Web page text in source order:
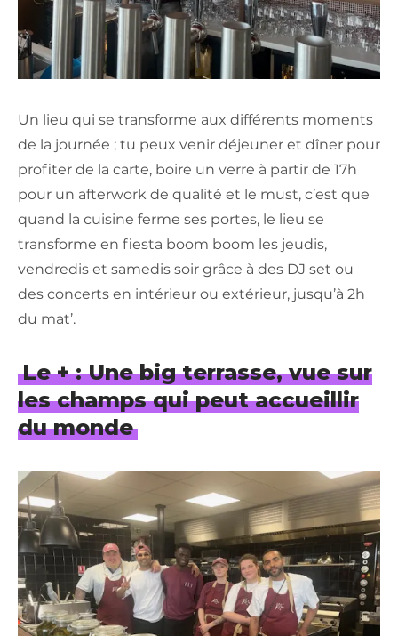
Un lieu qui se transforme aux différents moments
de la journée ; tu peux venir déjeuner et dîner pour
profiter de la carte, boire un verre à partir de 17h
pour un afterwork de qualité et le must, c’est que
quand la cuisine ferme ses portes, le lieu se
transforme en fiesta boom boom les jeudis,
vendredis et samedis soir grâce à des DJ set ou
des concerts en intérieur ou extérieur, jusqu’à 2h
du mat’.
Le + : Une big terrasse, vue sur
les champs qui peut accueillir
du monde